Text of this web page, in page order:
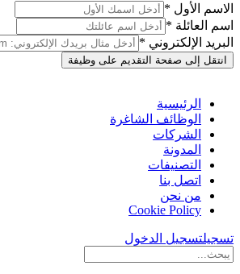
الاسم الأول *
اسم العائلة *
البريد الإلكتروني *
انتقل إلى صفحة التقديم على وظيفة
الرئيسية
الوظائف الشاغرة
الشركات
المدونة
التصنيفات
اتصل بنا
من نحن
Cookie Policy
تسجيلتسجيل الدخول